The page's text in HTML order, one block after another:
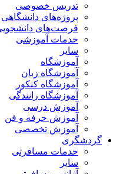
تدریس خصوصی
پروژه‌های دانشگاهی
فرصت‌های
خدمات آموزشی
سایر
آموزشگاه
آموزشگاه زبان
آموزشگاه کنکور
آموزشگاه رانندگی
آموزش درسی
آموزش حرفه و فن
آموزش تخصصی
گردشگری
خدمات مسافرتی
سایر